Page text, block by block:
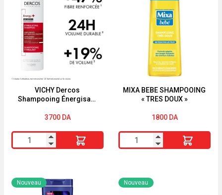
VICHY Dercos
Shampooing Énergisant
3700 DA
quantité
de
Dercos
Shampooing
MIXA BEBE SHAMPOOING
« TRES DOUX »
1800 DA
quantité
de
BEBE
Nouveau Nouveau